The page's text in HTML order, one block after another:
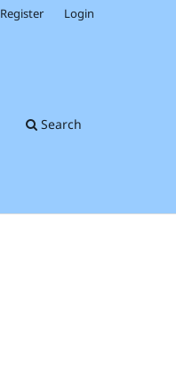
Search
Register Login